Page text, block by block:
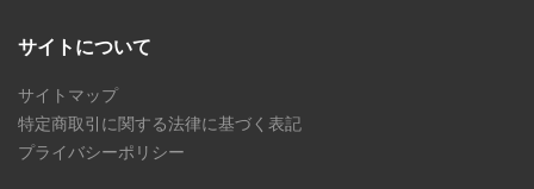
サイトについて
サイトマップ
特定商取引に関する法律に基づく表記
プライバシーポリシー